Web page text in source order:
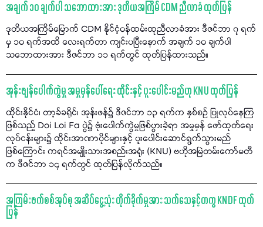
အချက် ၁၀ ချက်ပါ သဘောထားအား ဒုတိယအကြိမ် CDM ညီလာခံ ထုတ်ပြန်
ဒုတိယအကြိမ်မြောက် CDM နိုင်ငံ့ဝန်ထမ်းထုညီလာခံအား ဒီဇင်ဘာ ၇ ရက်
မှ ၁၀ ရက်အထိ လေးရက်တာ ကျင်းပပြီးနောက် အချက် ၁၀ ချက်ပါ
သဘောထားအား ဒီဇင်ဘာ ၁၁ ရက်တွင် ထုတ်ပြန်ထားသည်။
အုန်းဖျန်ပေါက်ကွဲမှု အမှုမှန်ပေါ်ရေး ထိုင်းနှင့် ပူးပေါင်းမည်ဟု KNU ထုတ်ပြန်
ထိုင်းနိုင်ငံ၊ တာ့ခ်ခရိုင်၊ အုန်းဖန်၌ ဒီဇင်ဘာ ၁၃ ရက်က နှစ်စဉ် ပြုလုပ်နေကြ
ဖြစ်သည့် Doi Loi Fa ပွဲ၌ ဗုံးပေါက်ကွဲမှုဖြစ်ပွားခဲ့ရာ အမှုမှန် ဖော်ထုတ်ရေး
လုပ်ငန်းများ၌ ထိုင်းအာဏာပိုင်များနှင့် ပူးပေါင်းဆောင်ရွက်သွားမည်
ဖြစ်ကြောင်း ကရင်အမျိုးသားအစည်းအရုံး (KNU) ဗဟိုအမြဲတမ်းကော်မတီ
က ဒီဇင်ဘာ ၁၄ ရက်တွင် ထုတ်ပြန်လိုက်သည်။
အကြမ်းဖက်စစ်အုပ်စု အဆိပ်ငွေ့သုံး တိုက်ခိုက်မှုအား သက်သေနှင့်တကွ KNDF ထုတ်
ပြန်